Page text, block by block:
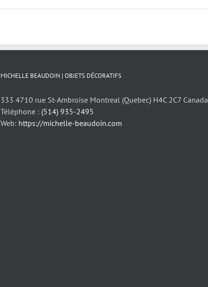
MICHELLE BEAUDOIN | OBJETS DÉCORATIFS
333 4710 rue St-Ambroise Montreal (Quebec) H4C 2C7 Canada
Téléphone : (514) 935-2495
Web: https://michelle-beaudoin.com